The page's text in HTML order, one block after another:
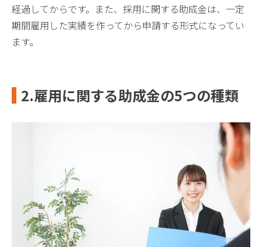
経過してからです。また、採用に関する助成金は、一定
期間雇用した実績を作ってから申請する形式になってい
ます。
2.雇用に関する助成金の5つの種類